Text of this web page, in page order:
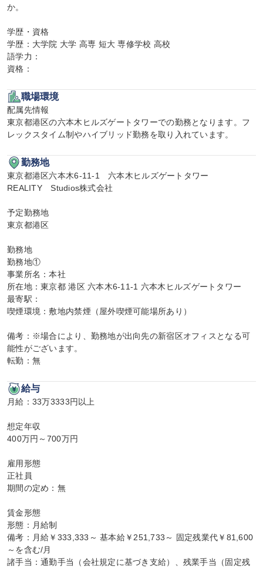
か。
学歴・資格
学歴：大学院 大学 高専 短大 専修学校 高校
語学力：
資格：
職場環境
配属先情報
東京都港区の六本木ヒルズゲートタワーでの勤務となります。フ
レックスタイム制やハイブリッド勤務を取り入れています。
勤務地
東京都港区六本木6-11-1　六本木ヒルズゲートタワー
REALITY　Studios株式会社
予定勤務地
東京都港区
勤務地
勤務地①
事業所名：本社
所在地：東京都 港区 六本木6-11-1 六本木ヒルズゲートタワー
最寄駅：
喫煙環境：敷地内禁煙（屋外喫煙可能場所あり）
備考：※場合により、勤務地が出向先の新宿区オフィスとなる可
能性がございます。
転勤：無
給与
月給：33万3333円以上
想定年収
400万円～700万円
雇用形態
正社員
期間の定め：無
賃金形態
形態：月給制
備考：月給￥333,333～ 基本給￥251,733～ 固定残業代￥81,600
～を含む/月
諸手当：通勤手当（会社規定に基づき支給）、残業手当（固定残